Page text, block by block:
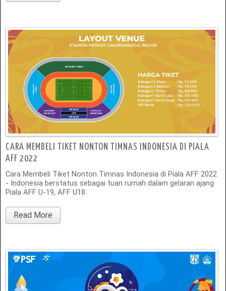
CARA MEMBELI TIKET NONTON TIMNAS INDONESIA DI PIALA
AFF 2022
Cara Membeli Tiket Nonton Timnas Indonesia di Piala AFF 2022
- Indonesia berstatus sebagai tuan rumah dalam gelaran ajang
Piala AFF U-19, AFF U18
Read More